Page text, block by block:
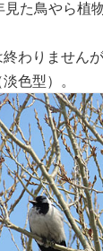
見た鳥やら植
わりません
色型）。